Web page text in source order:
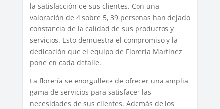
la satisfacción de sus clientes. Con una
valoración de 4 sobre 5, 39 personas han dejado
constancia de la calidad de sus productos y
servicios. Esto demuestra el compromiso y la
dedicación que el equipo de Florería Martínez
pone en cada detalle.
La florería se enorgullece de ofrecer una amplia
gama de servicios para satisfacer las
necesidades de sus clientes. Además de los